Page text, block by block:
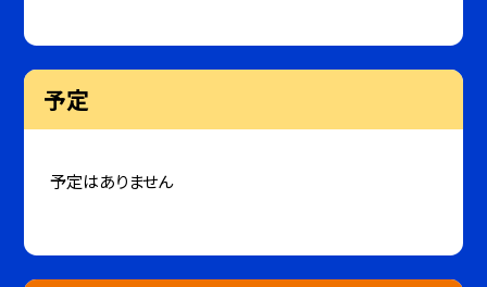
予定
予定はありません